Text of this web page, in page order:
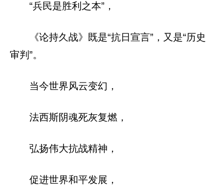
“兵民是胜利之本”，
《论持久战》既是“抗日宣言”，又是“历史
审判”。
当今世界风云变幻，
法西斯阴魂死灰复燃，
弘扬伟大抗战精神，
促进世界和平发展，